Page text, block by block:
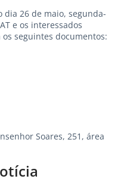
dia 26 de maio, segunda-
e os interessados
seguintes documentos:
Soares, 251, área